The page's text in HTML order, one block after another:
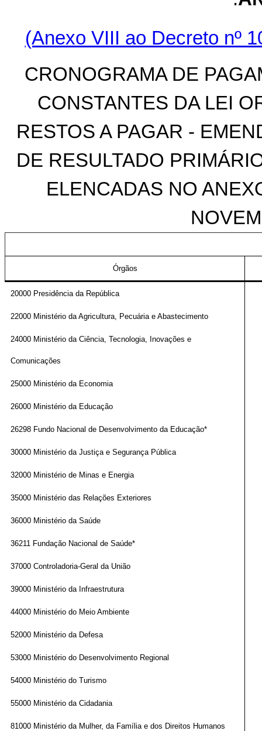
(Anexo VIII ao Decreto nº
CRONOGRAMA DE
CONSTANTES DA LEI
RESTOS A PAGAR -
DE RESULTADO
ELENCADAS NO
Órgãos
20000 Presidência da República
22000 Ministério da Agricultura, Pecuária e Abastecimento
24000 Ministério da Ciência, Tecnologia, Inovações e
Comunicações
25000 Ministério da Economia
26000 Ministério da Educação
26298 Fundo Nacional de Desenvolvimento da Educação*
30000 Ministério da Justiça e Segurança Pública
32000 Ministério de Minas e Energia
35000 Ministério das Relações Exteriores
36000 Ministério da Saúde
36211 Fundação Nacional de Saúde*
37000 Controladoria-Geral da União
39000 Ministério da Infraestrutura
44000 Ministério do Meio Ambiente
52000 Ministério da Defesa
53000 Ministério do Desenvolvimento Regional
54000 Ministério do Turismo
55000 Ministério da Cidadania
81000 Ministério da Mulher, da Família e dos Direitos Humanos